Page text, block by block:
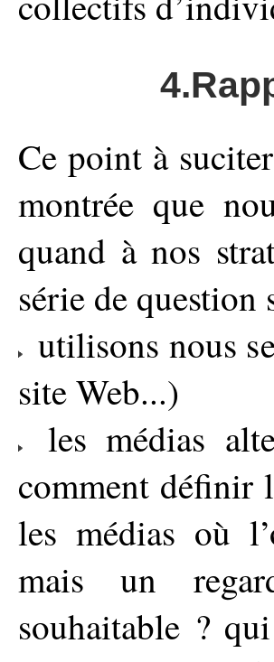
Ce point à
montrée que
quand à nos
série de question
utilisons nous
site Web...)
les médias
comment définir
les médias où
mais un
souhaitable ?